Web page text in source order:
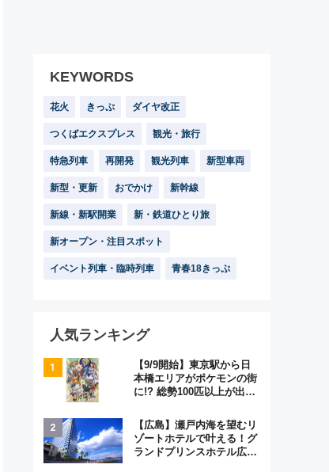
KEYWORDS
花火 きっぷ ダイヤ改正
つくばエクスプレス 観光・旅行
特急列車 再開発 観光列車 新型車両
新型・更新 おでかけ 新幹線
新線・新駅開業 新・鉄道ひとり旅
新オープン・注目スポット
イベント列車・臨時列車 青春18きっぷ
人気ランキング
【9/9開始】東京駅から日
本橋エリアがポケモンの街
に!? 総勢100匹以上が出現
格謎解き・グッズ情報まと
め
【広島】瀬戸内海を望むリ
ゾートホテルで叶える！グ
ランドプリンスホテル広島